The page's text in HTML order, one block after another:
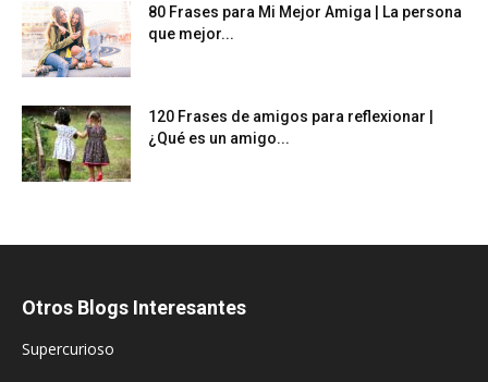
80 Frases para Mi Mejor Amiga | La persona
que mejor...
120 Frases de amigos para reflexionar |
¿Qué es un amigo...
Otros Blogs Interesantes
Supercurioso